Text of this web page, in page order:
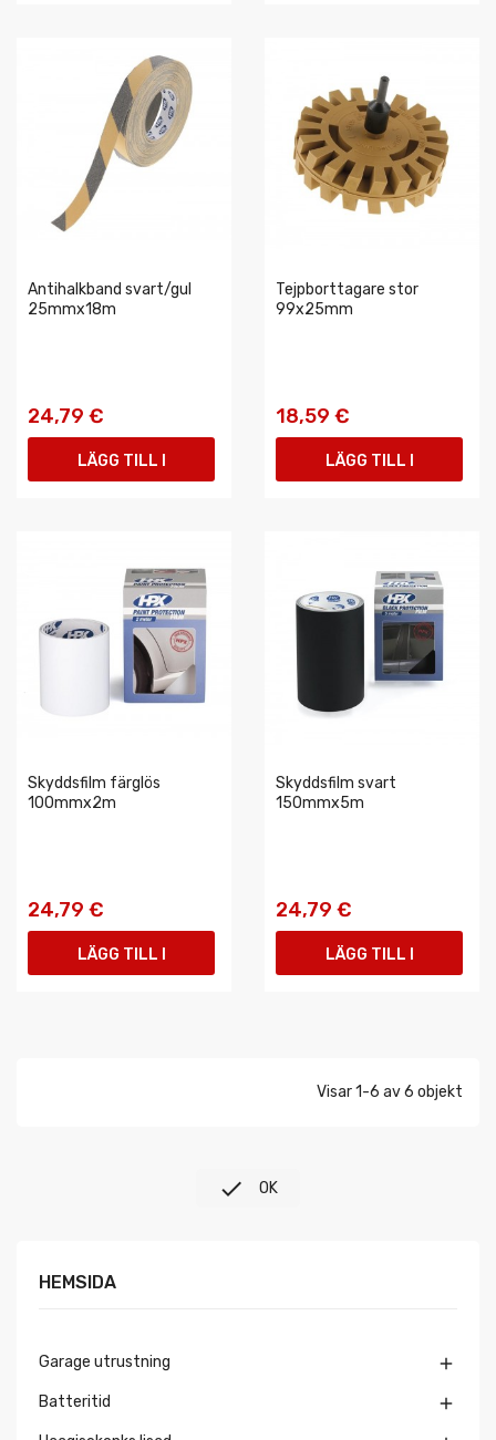
Antihalkband svart/gul
25mmx18m
24,79 €
LÄGG TILL I
Tejpborttagare stor
99x25mm
18,59 €
LÄGG TILL I
Skyddsfilm färglös
100mmx2m
24,79 €
LÄGG TILL I
Skyddsfilm svart
150mmx5m
24,79 €
LÄGG TILL I
Visar 1-6 av 6 objekt
 OK
HEMSIDA
Garage utrustning 
Batteritid 